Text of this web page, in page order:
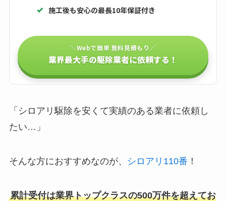
施工後も安心の最長10年保証付き
＼Webで簡単 無料見積もり／
業界最大手の駆除業者に依頼する！
「シロアリ駆除を安くて実績のある業者に依頼し
たい…」
そんな方におすすめなのが、 シロアリ110番 ！
累計受付は業界トップクラスの500万件を超えてお